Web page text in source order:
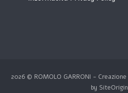
2026 © ROMOLO GARRONI - Creazione
by SiteOrigin